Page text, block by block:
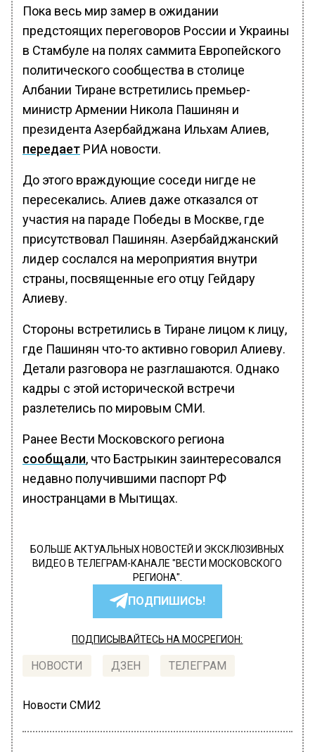
Пока весь мир замер в ожидании
предстоящих переговоров России и Украины
в Стамбуле на полях саммита Европейского
политического сообщества в столице
Албании Тиране встретились премьер-
министр Армении Никола Пашинян и
президента Азербайджана Ильхам Алиев,
передает РИА новости.
До этого враждующие соседи нигде не
пересекались. Алиев даже отказался от
участия на параде Победы в Москве, где
присутствовал Пашинян. Азербайджанский
лидер сослался на мероприятия внутри
страны, посвященные его отцу Гейдару
Алиеву.
Стороны встретились в Тиране лицом к лицу,
где Пашинян что-то активно говорил Алиеву.
Детали разговора не разглашаются. Однако
кадры с этой исторической встречи
разлетелись по мировым СМИ.
Ранее Вести Московского региона
сообщали, что Бастрыкин заинтересовался
недавно получившими паспорт РФ
иностранцами в Мытищах.
БОЛЬШЕ АКТУАЛЬНЫХ НОВОСТЕЙ И ЭКСКЛЮЗИВНЫХ
ВИДЕО В ТЕЛЕГРАМ-КАНАЛЕ "ВЕСТИ МОСКОВСКОГО
РЕГИОНА".
ПОДПИШИСЬ!
ПОДПИСЫВАЙТЕСЬ НА МОСРЕГИОН:
НОВОСТИ ДЗЕН ТЕЛЕГРАМ
Новости СМИ2